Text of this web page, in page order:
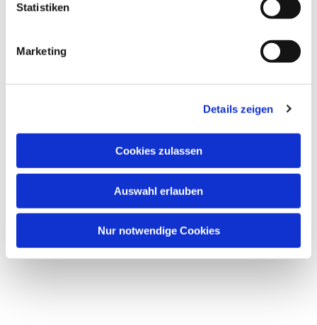
Statistiken
Marketing
Details zeigen
Cookies zulassen
Auswahl erlauben
Nur notwendige Cookies